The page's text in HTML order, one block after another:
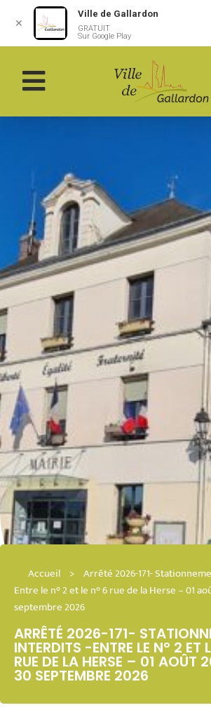
contenu
Accueil > Arrêté 2026-171-
Entre le n° 2 et le n° 6 rue de la Herse – 01
septembre 2026
ARRÊTÉ 2026-171-
INTERDITS -ENTRE LE N° 2 ET
RUE DE LA HERSE – 01 AOÛT
30 SEPTEMBRE 2026
✕
Ville de Gallardon
GRATUIT
Sur Google Play